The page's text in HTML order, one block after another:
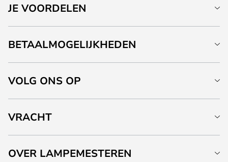
JE VOORDELEN
BETAALMOGELIJKHEDEN
VOLG ONS OP
VRACHT
OVER LAMPEMESTEREN